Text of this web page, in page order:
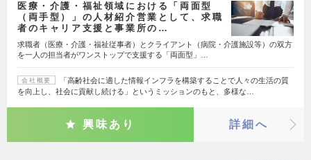
医療・介護・福祉領域における「両面型
（両手型）」の人材紹介営業として、求職
者のキャリア支援と事業所の…
求職者（医療・介護・福祉従事者）とクライアント（病院・介護施設等）の双方
を一人の担当者がワンストップで支援する「両面型」…
会社概要
「高齢社会に適した情報インフラを構築することで人々の生活の質
を向上し、社会に貢献し続ける」というミッションのもと、多様な…
興味あり 詳細へ